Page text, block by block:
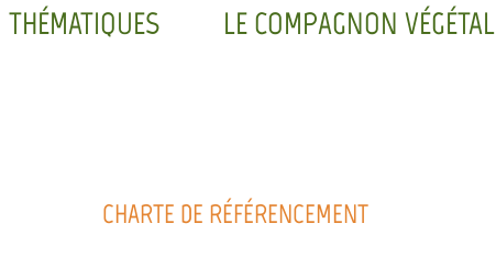
THÉMATIQUES LE COMPAGNON VÉGÉTAL
CHARTE DE RÉFÉRENCEMENT